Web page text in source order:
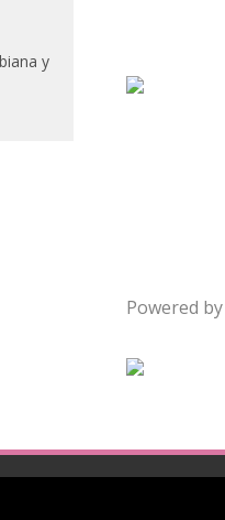
y
Powered by